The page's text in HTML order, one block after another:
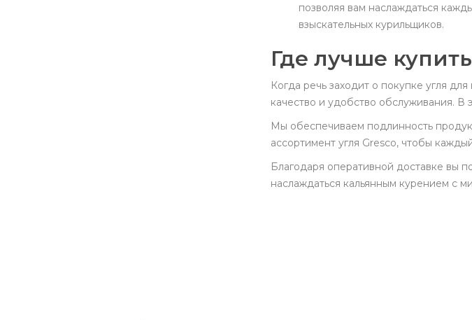
позволяя вам наслаждаться
взыскательных курильщиков.
Где лучше
Когда речь заходит о покупке угля
качество и удобство обслуживания. В
Мы обеспечиваем подлинность
ассортимент угля Gresco, чтобы
Благодаря оперативной доставке вы
наслаждаться кальянным курением с